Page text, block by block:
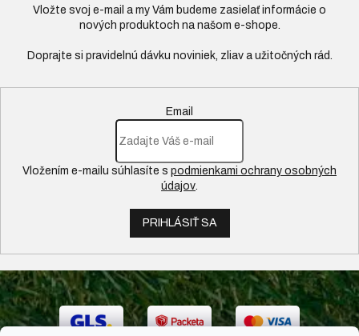
Vložte svoj e-mail a my Vám budeme zasielať informácie o
nových produktoch na našom e-shope.
Email
Vložením e-mailu súhlasíte s podmienkami ochrany osobných
údajov
PRIHLÁSIŤ SA